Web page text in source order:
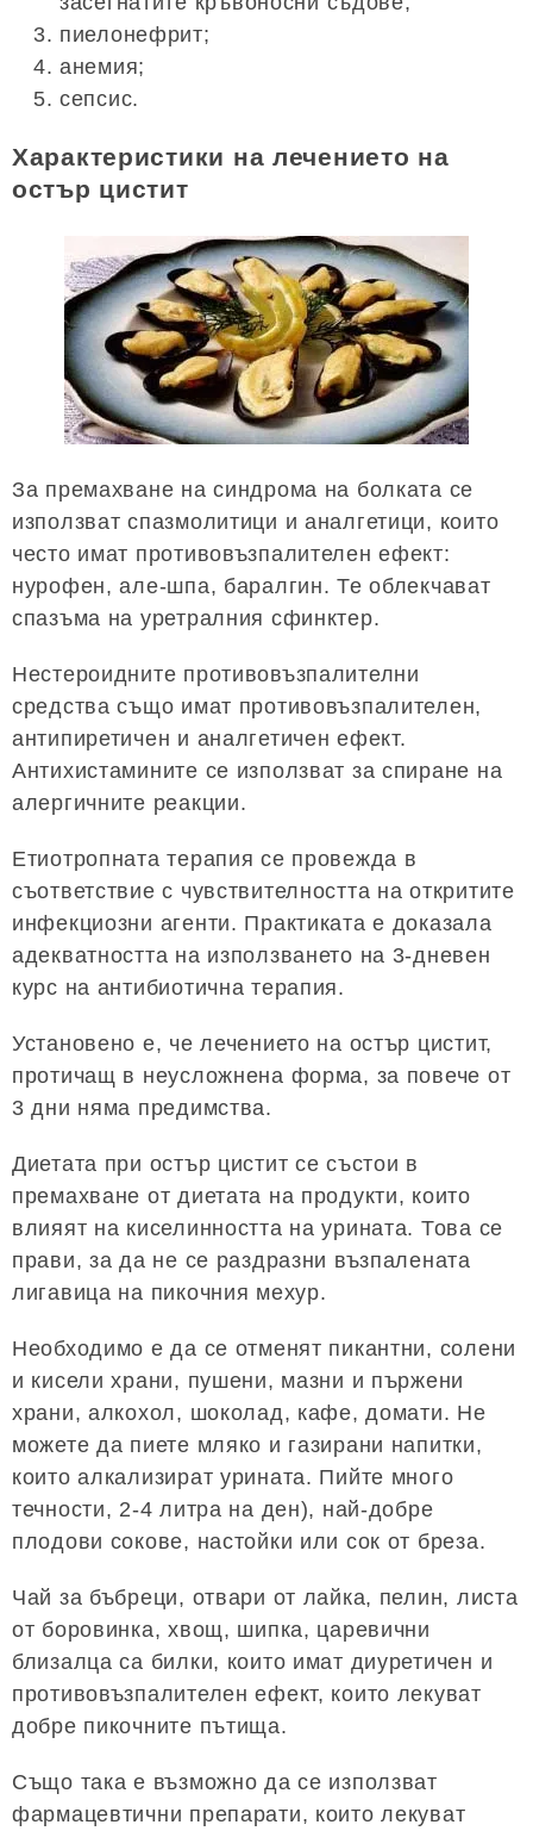
пиелонефрит;
анемия;
сепсис.
Характеристики на лечението на
остър цистит
За премахване на синдрома на болката се
използват спазмолитици и аналгетици, които
често имат противовъзпалителен ефект:
нурофен, але-шпа, баралгин. Те облекчават
спазъма на уретралния сфинктер.
Нестероидните противовъзпалителни
средства също имат противовъзпалителен,
антипиретичен и аналгетичен ефект.
Антихистамините се използват за спиране на
алергичните реакции.
Етиотропната терапия се провежда в
съответствие с чувствителността на откритите
инфекциозни агенти. Практиката е доказала
адекватността на използването на 3-дневен
курс на антибиотична терапия.
Установено е, че лечението на остър цистит,
протичащ в неусложнена форма, за повече от
3 дни няма предимства.
Диетата при остър цистит се състои в
премахване от диетата на продукти, които
влияят на киселинността на урината. Това се
прави, за да не се раздразни възпалената
лигавица на пикочния мехур.
Необходимо е да се отменят пикантни, солени
и кисели храни, пушени, мазни и пържени
храни, алкохол, шоколад, кафе, домати. Не
можете да пиете мляко и газирани напитки,
които алкализират урината. Пийте много
течности, 2-4 литра на ден), най-добре
плодови сокове, настойки или сок от бреза.
Чай за бъбреци, отвари от лайка, пелин, листа
от боровинка, хвощ, шипка, царевични
близалца са билки, които имат диуретичен и
противовъзпалителен ефект, които лекуват
добре пикочните пътища.
Също така е възможно да се използват
фармацевтични препарати, които лекуват